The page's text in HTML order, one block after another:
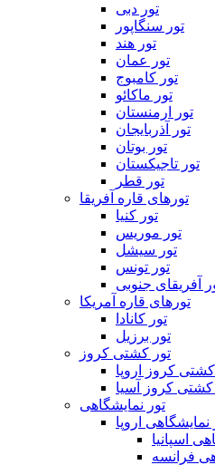
تور دبی
تور سنگاپور
تور هند
تور عمان
تور کامبوج
تور ماکائو
تور ارمنستان
تور آذربایجان
تور بوتان
تور تاجیکستان
تور قطر
تورهای قاره آفریقا
تور کنیا
تور موریس
تور سیشل
تور تونس
آفریقای جنوبی
تورهای قاره آمریکا
تور کانادا
تور برزیل
تور کشتی کروز
کروز اروپا
کشتی کروز آسیا
تور نمایشگاهی
نمایشگاهی اروپا
اسپانیا
فرانسه